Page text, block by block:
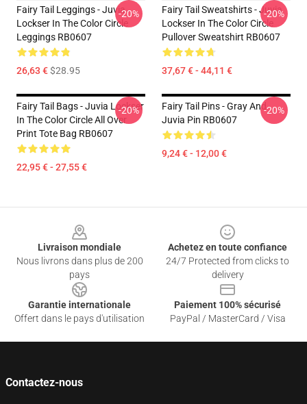
Fairy Tail Leggings - Juvia
Lockser In The Color Circle
Leggings RB0607
26,63 €$28.95
-20%
Fairy Tail Sweatshirts - Juvia
Lockser In The Color Circle
Pullover Sweatshirt RB0607
37,67 € - 44,11 €
-20%
Fairy Tail Bags - Juvia Lockser
In The Color Circle All Over
Print Tote Bag RB0607
22,95 € - 27,55 €
-20%
Fairy Tail Pins - Gray And
Juvia Pin RB0607
9,24 € - 12,00 €
-20%
Livraison mondiale
Nous livrons dans plus de 200
pays
Achetez en toute confiance
24/7 Protected from clicks to
delivery
Garantie internationale
Offert dans le pays d'utilisation
Paiement 100% sécurisé
PayPal / MasterCard / Visa
Contactez-nous